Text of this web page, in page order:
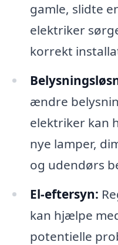
gamle, slidte
elektriker
korrekt
ændre
elektriker kan
nye lamper,
og udendørs
El-eftersyn:
kan hjælpe
potentielle